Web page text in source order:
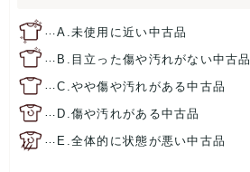
…A.未使用に近い中古品
… B.目立った傷や汚れがない中古品
…C.やや傷や汚れがある中古品
… D.傷や汚れがある中古品
… E.全体的に状態が悪い中古品